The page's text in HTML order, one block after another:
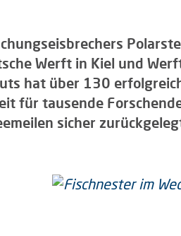
Werft in Kiel und
hat über 130
für tausende
sicher